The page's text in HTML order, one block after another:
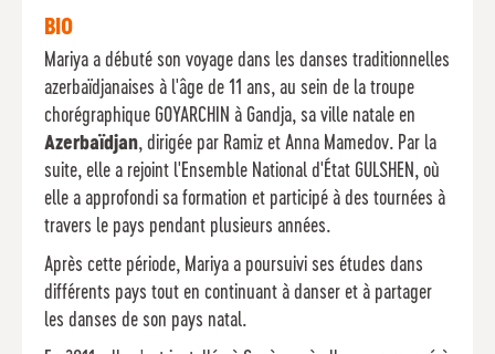
BIO
Mariya a débuté son voyage dans les danses traditionnelles
azerbaïdjanaises à l'âge de 11 ans, au sein de la troupe
chorégraphique GOYARCHIN à Gandja, sa ville natale en
Azerbaïdjan, dirigée par Ramiz et Anna Mamedov. Par la
suite, elle a rejoint l'Ensemble National d'État GULSHEN, où
elle a approfondi sa formation et participé à des tournées à
travers le pays pendant plusieurs années.
Après cette période, Mariya a poursuivi ses études dans
différents pays tout en continuant à danser et à partager
les danses de son pays natal.